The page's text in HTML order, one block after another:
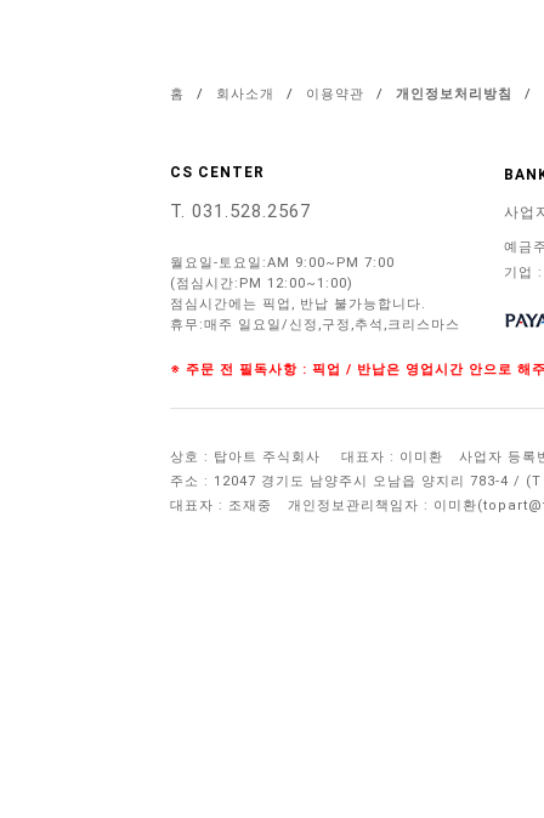
홈 / 회사소개 / 이용약관 / 개인정보처리방침 /
CS CENTER
T. 031.528.2567
월요일-토요일:AM 9:00~PM 7:00
(점심시간:PM 12:00~1:00)
점심시간에는 픽업, 반납 불가능합니다.
휴무:매주 일요일/신정,구정,추석,크리스마스
사업
예금
기업
※ 주문 전 필독사항 : 픽업 / 반납은 영업시간 안으로 해
상호 : 탑아트 주식회사 대표자 : 이미환
사업자 등록
주소 : 12047 경기도 남양주시 오남읍 양지리 783-4 /
대표자 : 조재중
개인정보관리책임자 : 이미환